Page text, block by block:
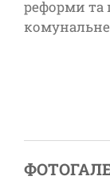
реформи та